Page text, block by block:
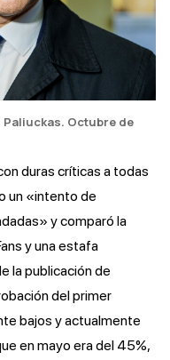
Octubre de
duras críticas a todas
un «intento de
y comparó la
y una estafa
la publicación de
del primer
bajos y actualmente
en mayo era del 45%,